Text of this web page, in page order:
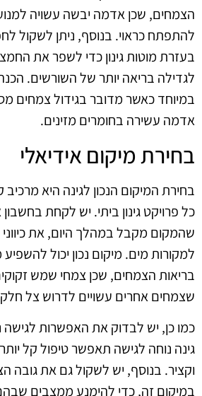
הצמחים, שכן אדמה יבשה עשויה
להתפתח כראוי. בנוסף, ניתן לשקול
בעזרת מוטות גינון כדי לשפר את
לגדילה בריאה יותר של השורשים.
במיוחד כאשר מדובר בגידול צמחים
אדמה עשירה בחומרים מזינים.
בחירת מיקום אידיאלי
בחירת המיקום הנכון לגינה היא
כל פרויקט גינון ביתי. יש לקחת
שהמקום מקבל במהלך היום, את
למקורות מים. מיקום נכון יכול
בריאות הצמחים, שכן צמחי שמש
שצמחים אחרים עשויים לדרוש צל
כמו כן, יש לבדוק את האפשרות לגישה
גינה נוחה לגישה תאפשר טיפול קל
וקציר. בנוסף, יש לשקול גם את גובה
במיקום זה, כדי להימנע ממצבים